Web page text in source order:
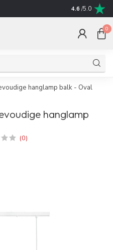
Snelle
4.6 /5.0
0
hanglamp balk - Oval
hanglamp
(0)